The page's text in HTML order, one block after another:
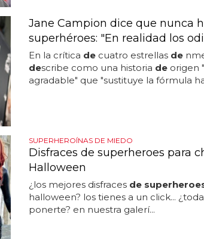
Jane Campion dice que nunca
superhéroes: "En realidad los
En la crítica decuatro estrellas de
describe como una historia deorigen
agradable" que "sustituye la fórmula
SUPERHEROÍNAS DE MIEDO
Disfraces de superheroes para
Halloween
¿los mejores disfraces de
halloween? los tienes a un click...
ponerte? en nuestra galerí...